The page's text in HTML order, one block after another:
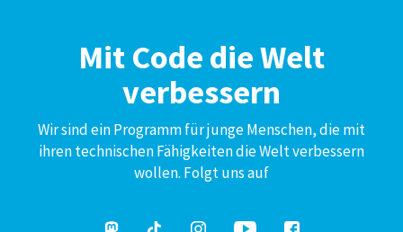
Mit Code die Welt
verbessern
Wir sind ein Programm für junge Menschen, die mit
ihren technischen Fähigkeiten die Welt verbessern
wollen. Folgt uns auf